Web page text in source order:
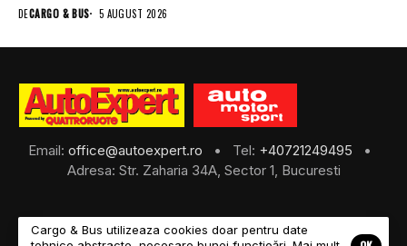
DECARGO & BUS 5 AUGUST 2026
Email: office@autoexpert.ro • Tel: +40721249495
•
Adresa: Str. Zaharia 34A, Sector 1, Bucuresti
Cargo & Bus utilizeaza cookies doar pentru date